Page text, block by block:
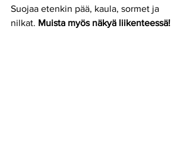
Suojaa etenkin pää, kaula, sormet ja
nilkat. Muista myös näkyä liikenteessä!